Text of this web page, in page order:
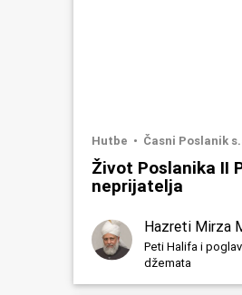
Hutbe Časni Poslanik
Život Poslanika II
neprijatelja
Hazreti Mirza
Peti Halifa i
džemata